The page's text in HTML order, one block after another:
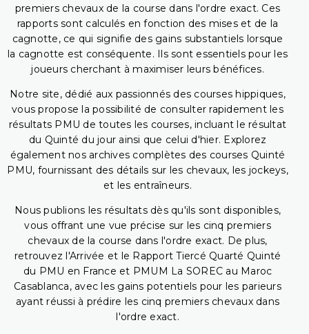
premiers chevaux de la course dans l'ordre exact. Ces
rapports sont calculés en fonction des mises et de la
cagnotte, ce qui signifie des gains substantiels lorsque
la cagnotte est conséquente. Ils sont essentiels pour les
joueurs cherchant à maximiser leurs bénéfices.
Notre site, dédié aux passionnés des courses hippiques,
vous propose la possibilité de consulter rapidement les
résultats PMU de toutes les courses, incluant le résultat
du Quinté du jour ainsi que celui d'hier. Explorez
également nos archives complètes des courses Quinté
PMU, fournissant des détails sur les chevaux, les jockeys,
et les entraîneurs.
Nous publions les résultats dès qu'ils sont disponibles,
vous offrant une vue précise sur les cinq premiers
chevaux de la course dans l'ordre exact. De plus,
retrouvez l'Arrivée et le Rapport Tiercé Quarté Quinté
du PMU en France et PMUM La SOREC au Maroc
Casablanca, avec les gains potentiels pour les parieurs
ayant réussi à prédire les cinq premiers chevaux dans
l'ordre exact.